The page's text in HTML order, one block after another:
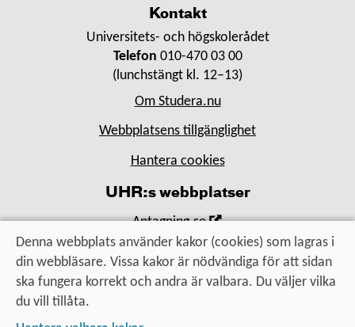
Kontakt
Universitets- och högskolerådet
Telefon 010-470 03 00
(lunchstängt kl. 12–13)
Om Studera.nu
Webbplatsens tillgänglighet
Hantera cookies
UHR:s webbplatser
Antagning.se
,
Öppna
i
nytt
Universityadmissions.se
,
Öppna
i
Uhr.se
,
Denna webbplats använder kakor (cookies) som lagras i
din webbläsare. Vissa kakor är nödvändiga för att sidan
ska fungera korrekt och andra är valbara. Du väljer vilka
du vill tillåta.